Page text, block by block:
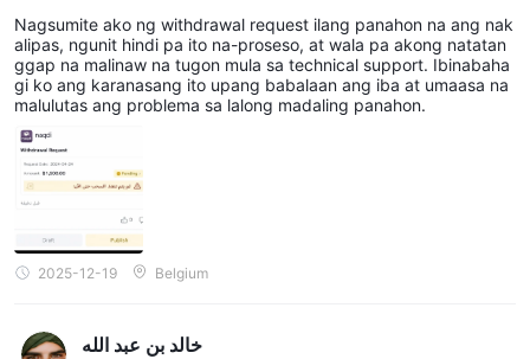
Nagsumite ako ng withdrawal request ilang panahon na ang nak
alipas, ngunit hindi pa ito na-proseso, at wala pa akong natatan
ggap na malinaw na tugon mula sa technical support. Ibinabaha
gi ko ang karanasang ito upang babalaan ang iba at umaasa na
malulutas ang problema sa lalong madaling panahon.
2025-12-19 Belgium
خالد بن عبد الله